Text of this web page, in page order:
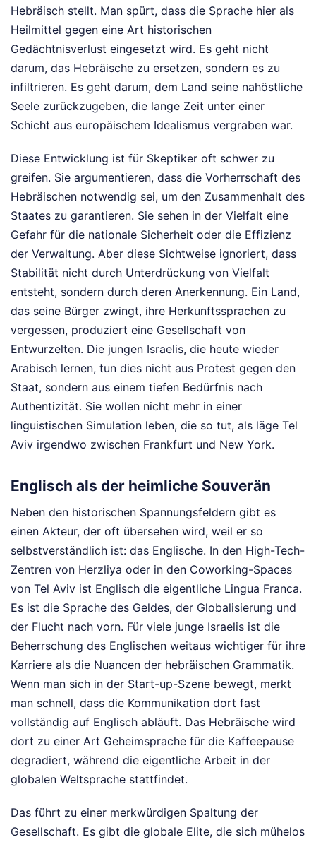
Hebräisch stellt. Man spürt, dass die Sprache hier als
Heilmittel gegen eine Art historischen
Gedächtnisverlust eingesetzt wird. Es geht nicht
darum, das Hebräische zu ersetzen, sondern es zu
infiltrieren. Es geht darum, dem Land seine nahöstliche
Seele zurückzugeben, die lange Zeit unter einer
Schicht aus europäischem Idealismus vergraben war.
Diese Entwicklung ist für Skeptiker oft schwer zu
greifen. Sie argumentieren, dass die Vorherrschaft des
Hebräischen notwendig sei, um den Zusammenhalt des
Staates zu garantieren. Sie sehen in der Vielfalt eine
Gefahr für die nationale Sicherheit oder die Effizienz
der Verwaltung. Aber diese Sichtweise ignoriert, dass
Stabilität nicht durch Unterdrückung von Vielfalt
entsteht, sondern durch deren Anerkennung. Ein Land,
das seine Bürger zwingt, ihre Herkunftssprachen zu
vergessen, produziert eine Gesellschaft von
Entwurzelten. Die jungen Israelis, die heute wieder
Arabisch lernen, tun dies nicht aus Protest gegen den
Staat, sondern aus einem tiefen Bedürfnis nach
Authentizität. Sie wollen nicht mehr in einer
linguistischen Simulation leben, die so tut, als läge Tel
Aviv irgendwo zwischen Frankfurt und New York.
Englisch als der heimliche Souverän
Neben den historischen Spannungsfeldern gibt es
einen Akteur, der oft übersehen wird, weil er so
selbstverständlich ist: das Englische. In den High-Tech-
Zentren von Herzliya oder in den Coworking-Spaces
von Tel Aviv ist Englisch die eigentliche Lingua Franca.
Es ist die Sprache des Geldes, der Globalisierung und
der Flucht nach vorn. Für viele junge Israelis ist die
Beherrschung des Englischen weitaus wichtiger für ihre
Karriere als die Nuancen der hebräischen Grammatik.
Wenn man sich in der Start-up-Szene bewegt, merkt
man schnell, dass die Kommunikation dort fast
vollständig auf Englisch abläuft. Das Hebräische wird
dort zu einer Art Geheimsprache für die Kaffeepause
degradiert, während die eigentliche Arbeit in der
globalen Weltsprache stattfindet.
Das führt zu einer merkwürdigen Spaltung der
Gesellschaft. Es gibt die globale Elite, die sich mühelos